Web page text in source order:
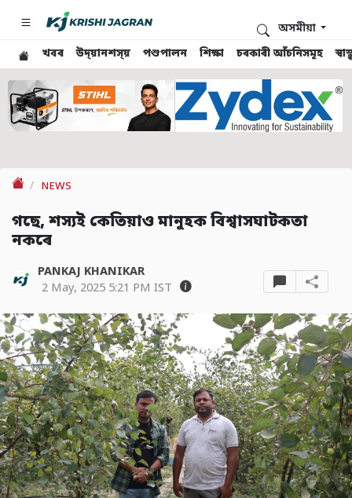
খবৰ উদ্য়ানশস্য় পশুপালন শিক্ষা চৰকাৰী আঁচনিসমূহ
অসমীয়া
NEWS
গছে, শস্যই কেতিয়াও মানুহক বিশ্বাসঘাটকতা
নকৰে
PANKAJ KHANIKAR
2 May, 2025 5:21 PM IST